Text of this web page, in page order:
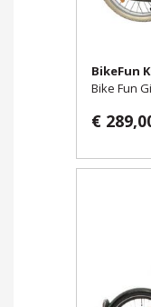
BikeFun
Bike Fun
€